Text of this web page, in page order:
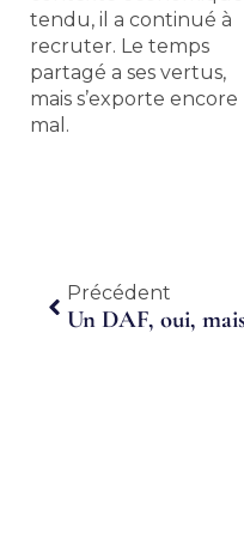
tendu, il a continué à
recruter. Le temps
partagé a ses vertus,
mais s’exporte encore
mal.
Précédent
Précédent